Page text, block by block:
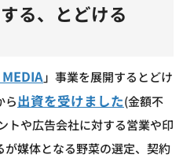
る、とどける
」事業を展開するとどけ
ら出資を受けました(金額不
トや広告会社に対する営業や印
媒体となる野菜の選定、契約